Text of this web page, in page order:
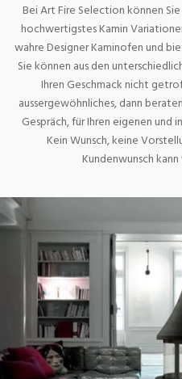
Bei Art Fire Selection können
hochwertigstes Kamin
wahre Designer Kaminofen und
Sie können aus den
Ihren Geschmack nicht
aussergewöhnliches, dann
Gespräch, für Ihren eigenen
Kein Wunsch, keine
Kundenwunsch